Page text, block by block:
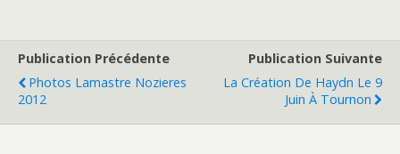
Publication Précédente
Photos Lamastre Nozieres
2012
Publication Suivante
La Création De Haydn Le 9
Juin À Tournon